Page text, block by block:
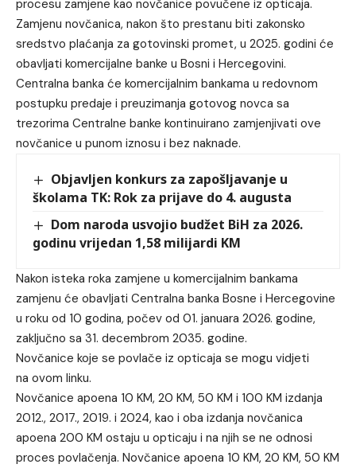
procesu zamjene kao novčanice povučene iz opticaja.
Zamjenu novčanica, nakon što prestanu biti zakonsko
sredstvo plaćanja za gotovinski promet, u 2025. godini će
obavljati komercijalne banke u Bosni i Hercegovini.
Centralna banka će komercijalnim bankama u redovnom
postupku predaje i preuzimanja gotovog novca sa
trezorima Centralne banke kontinuirano zamjenjivati ove
novčanice u punom iznosu i bez naknade.
Objavljen konkurs za zapošljavanje u
školama TK: Rok za prijave do 4. augusta
Dom naroda usvojio budžet BiH za 2026.
godinu vrijedan 1,58 milijardi KM
Nakon isteka roka zamjene u komercijalnim bankama
zamjenu će obavljati Centralna banka Bosne i Hercegovine
u roku od 10 godina, počev od 01. januara 2026. godine,
zaključno sa 31. decembrom 2035. godine.
Novčanice koje se povlače iz opticaja se mogu vidjeti
na ovom linku.
Novčanice apoena 10 KM, 20 KM, 50 KM i 100 KM izdanja
2012., 2017., 2019. i 2024, kao i oba izdanja novčanica
apoena 200 KM ostaju u opticaju i na njih se ne odnosi
proces povlačenja. Novčanice apoena 10 KM, 20 KM, 50 KM